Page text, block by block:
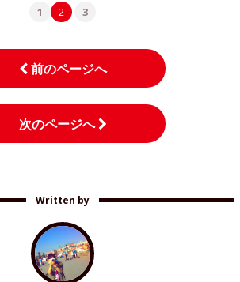
1 2 3
前のページへ
次のページへ
Written by